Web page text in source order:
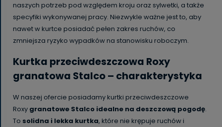
naszych potrzeb pod względem kroju oraz sylwetki, a także
specyfiki wykonywanej pracy. Niezwykle ważne jest to, aby
nawet w kurtce posiadać pełen zakres ruchów, co
zmniejsza ryzyko wypadków na stanowisku roboczym.
Kurtka przeciwdeszczowa Roxy
granatowa Stalco – charakterystyka
W naszej ofercie posiadamy kurtki przeciwdeszczowe
Roxy granatowe Stalco idealne na deszczową pogodę.
To solidna i lekka kurtka, które nie krępuje ruchów i